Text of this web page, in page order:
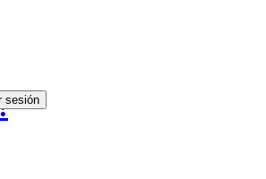
sesión